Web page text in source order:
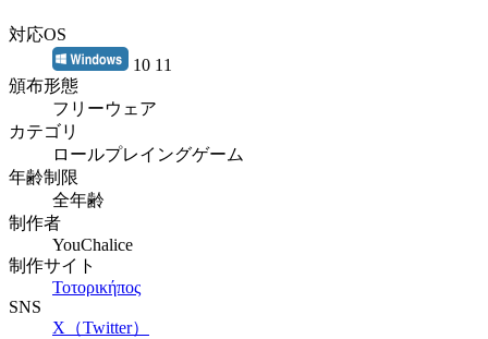
対応OS
10 11
頒布形態
フリーウェア
カテゴリ
ロールプレイングゲーム
年齢制限
全年齢
制作者
YouChalice
制作サイト
Τοτορικήπος
SNS
X（Twitter）